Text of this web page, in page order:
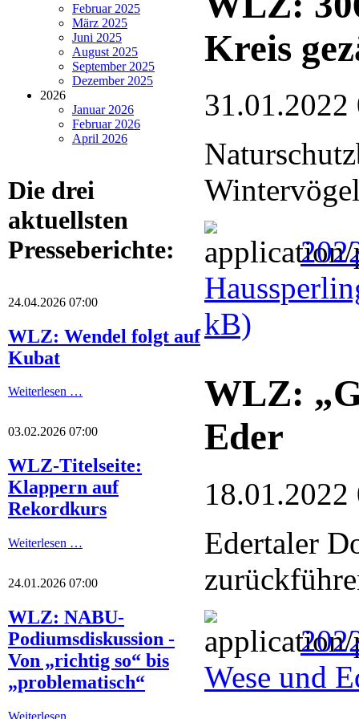
Februar 2025
März 2025
Juni 2025
August 2025
September 2025
Dezember 2025
2026
Januar 2026
Februar 2026
April 2026
Die drei
aktuellsten
Presseberichte:
24.04.2026 07:00
WLZ: Wendel folgt auf
Kubat
Weiterlesen …
03.02.2026 07:00
WLZ-Titelseite:
Klappern auf
Rekordkurs
Weiterlesen …
24.01.2026 07:00
WLZ: NABU-
Podiumsdiskussion -
Von „richtig so“ bis
„problematisch“
Kreis
31.01.2022
kB)
WLZ:
Eder
18.01.2022
Edertaler
Wese und